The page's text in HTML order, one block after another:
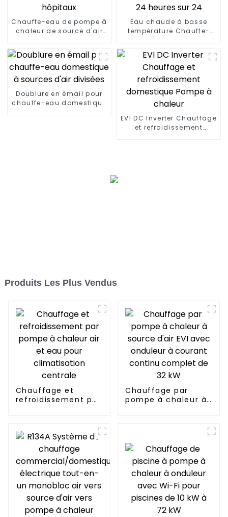
Chauffe-eau de pompe à
chaleur de source d'air
écoles, des hôtels, des
hôpitaux
Eau chaude à basse
température Chauffe-
24 heures sur 24
Doublure en émail pour
chauffe-eau domestique
EVI DC Inverter Chauffage
et refroidissement
Produits Les Plus Vendus
Chauffage et
refroidissement par
centrale
Chauffage par
pompe à chaleur à